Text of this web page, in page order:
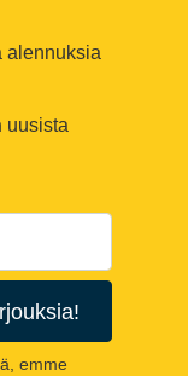
alennuksia
uusista
emme